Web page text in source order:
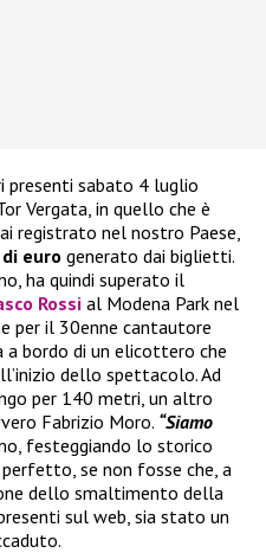
presenti sabato 4 luglio
Vergata, in quello che è
registrato nel nostro Paese,
euro generato dai biglietti.
ha quindi superato il
Rossi al Modena Park nel
per il 30enne cantautore
a bordo di un elicottero che
dello spettacolo. Ad
per 140 metri, un altro
Fabrizio Moro. “Siamo
festeggiando lo storico
se non fosse che, a
dello smaltimento della
sul web, sia stato un